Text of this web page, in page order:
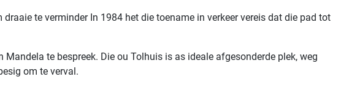
te verminder In 1984 het die toename in verkeer vereis dat die pad tot
te bespreek. Die ou Tolhuis is as ideale afgesonderde plek, weg
om te verval.